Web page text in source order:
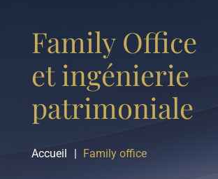
Family Office
et ingénierie
patrimoniale
Accueil Family office